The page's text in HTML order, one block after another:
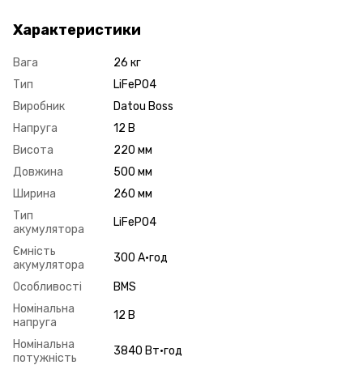
Характеристики
Вага
26 кг
Тип
LiFePO4
Виробник
Datou Boss
Напруга
12 В
Висота
220 мм
Довжина
500 мм
Ширина
260 мм
Тип
акумулятора
LiFePO4
Ємність
акумулятора
300 А·год
Особливості
BMS
Номінальна
напруга
12 В
Номінальна
потужність
3840 Вт·год